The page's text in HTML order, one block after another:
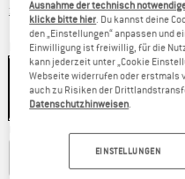
zzgl. Versandkosten
Farbe:Dark Stone / White
25% 25% 25%
Grösse wählen:
M L
Ausnahme der technisch
klicke bitte hier . Du kannst deine
den „Einstellungen“ anpassen und
Einwilligung ist freiwillig, für die
kann jederzeit unter „Cookie
Webseite widerrufen oder erstmals
auch zu Risiken der
Datenschutzhinweisen
EINSTELLUNGEN